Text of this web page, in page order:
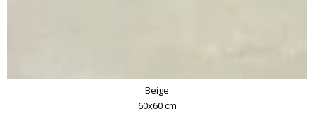
Beige
60x60 cm